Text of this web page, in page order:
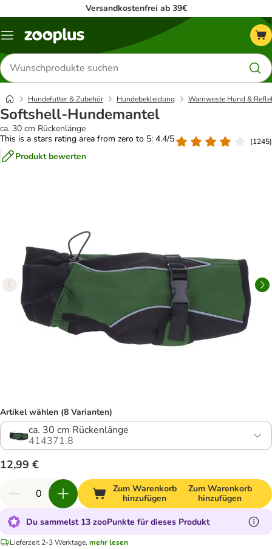
Versandkostenfrei ab 39€
Menü
Produkte
suchen
Hundefutter & Zubehör Hundebekleidung Warnweste Hund &
Softshell-Hundemantel
ca. 30 cm Rückenlänge
This is a stars rating area from zero to 5: 4.4/5
(1245)
Produkt bewerten
Artikel wählen (8 Varianten)
ca. 30 cm Rückenlänge
414371.8
12,99 €
Zum Warenkorb
hinzufügen
Zum Warenkorb
hinzufügen
Du sammelst 13 zooPunkte für dieses Produkt
Lieferzeit 2-3 Werktage. mehr lesen